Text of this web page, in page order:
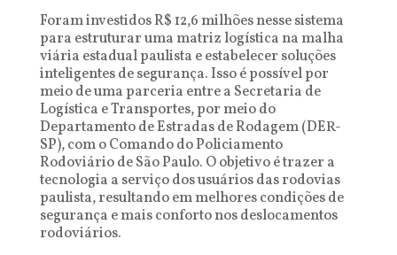
Foram investidos R$ 12,6 milhões nesse sistema
para estruturar uma matriz logística na malha
viária estadual paulista e estabelecer soluções
inteligentes de segurança. Isso é possível por
meio de uma parceria entre a Secretaria de
Logística e Transportes, por meio do
Departamento de Estradas de Rodagem (DER-
SP), com o Comando do Policiamento
Rodoviário de São Paulo. O objetivo é trazer a
tecnologia a serviço dos usuários das rodovias
paulista, resultando em melhores condições de
segurança e mais conforto nos deslocamentos
rodoviários.